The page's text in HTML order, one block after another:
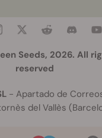
Seeds, 2026. All
reserved
- Apartado de
del Vallès